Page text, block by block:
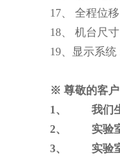
17、 全程位
18、 机台尺
19、显示系统
※ 尊敬的客
1、 我们
2、 实验
3、 实验